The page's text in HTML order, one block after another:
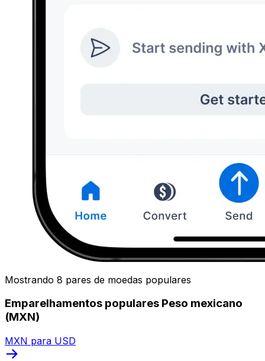
Mostrando 8 pares de moedas populares
Emparelhamentos populares Peso mexicano
(MXN)
MXN para USD